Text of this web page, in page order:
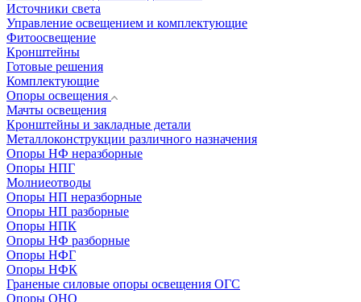
Источники света
Управление освещением и комплектующие
Фитоосвещение
Кронштейны
Готовые решения
Комплектующие
Опоры освещения
Мачты освещения
Кронштейны и закладные детали
Металлоконструкции различного назначения
Опоры НФ неразборные
Опоры НПГ
Молниеотводы
Опоры НП неразборные
Опоры НП разборные
Опоры НПК
Опоры НФ разборные
Опоры НФГ
Опоры НФК
Граненые силовые опоры освещения ОГС
Опоры ОНО